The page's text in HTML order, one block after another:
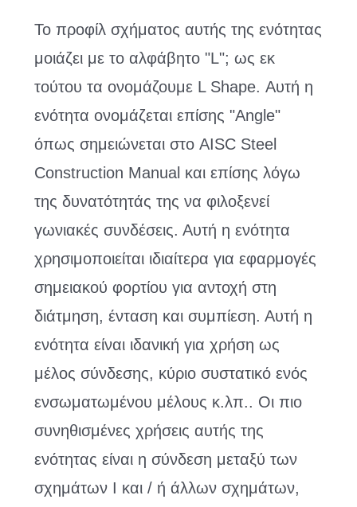
Το προφίλ σχήματος αυτής της ενότητας
μοιάζει με το αλφάβητο "L"; ως εκ
τούτου τα ονομάζουμε L Shape. Αυτή η
ενότητα ονομάζεται επίσης "Angle"
όπως σημειώνεται στο AISC Steel
Construction Manual και επίσης λόγω
της δυνατότητάς της να φιλοξενεί
γωνιακές συνδέσεις. Αυτή η ενότητα
χρησιμοποιείται ιδιαίτερα για εφαρμογές
σημειακού φορτίου για αντοχή στη
διάτμηση, ένταση και συμπίεση. Αυτή η
ενότητα είναι ιδανική για χρήση ως
μέλος σύνδεσης, κύριο συστατικό ενός
ενσωματωμένου μέλους κ.λπ.. Οι πιο
συνηθισμένες χρήσεις αυτής της
ενότητας είναι η σύνδεση μεταξύ των
σχημάτων I και / ή άλλων σχημάτων,